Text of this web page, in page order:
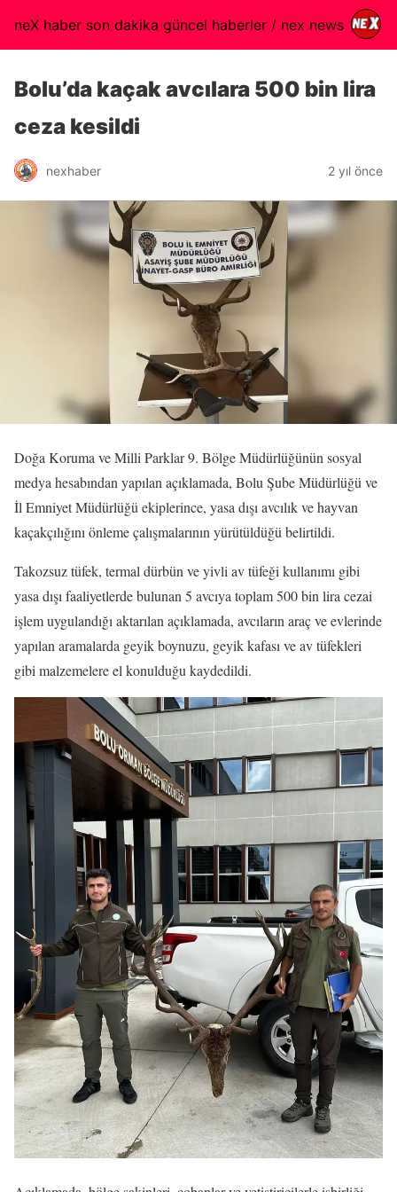
neX haber son dakika güncel haberler / nex news
Bolu’da kaçak avcılara 500 bin lira
ceza kesildi
nexhaber 2 yıl önce
Doğa Koruma ve Milli Parklar 9. Bölge Müdürlüğünün sosyal
medya hesabından yapılan açıklamada, Bolu Şube Müdürlüğü ve
İl Emniyet Müdürlüğü ekiplerince, yasa dışı avcılık ve hayvan
kaçakçılığını önleme çalışmalarının yürütüldüğü belirtildi.
Takozsuz tüfek, termal dürbün ve yivli av tüfeği kullanımı gibi
yasa dışı faaliyetlerde bulunan 5 avcıya toplam 500 bin lira cezai
işlem uygulandığı aktarılan açıklamada, avcıların araç ve evlerinde
yapılan aramalarda geyik boynuzu, geyik kafası ve av tüfekleri
gibi malzemelere el konulduğu kaydedildi.